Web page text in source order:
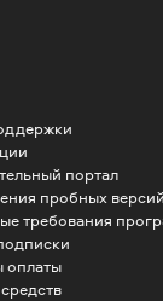
портал
пробных версий
требования
оплаты